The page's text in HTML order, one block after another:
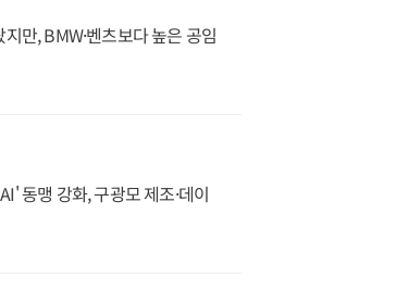
만, BMW·벤츠보다 높은 공임
동맹 강화, 구광모 제조·데이